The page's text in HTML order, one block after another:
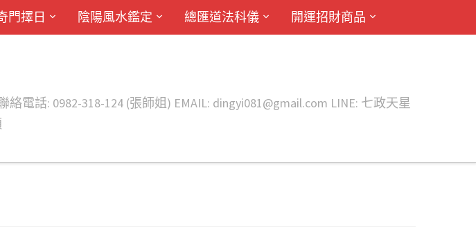
門擇日 陰陽風水鑑定 總匯道法科儀 開運招財商品
話: 0982-318-124 (張師姐) EMAIL: dingyi081@gmail.com LINE: 七政天星